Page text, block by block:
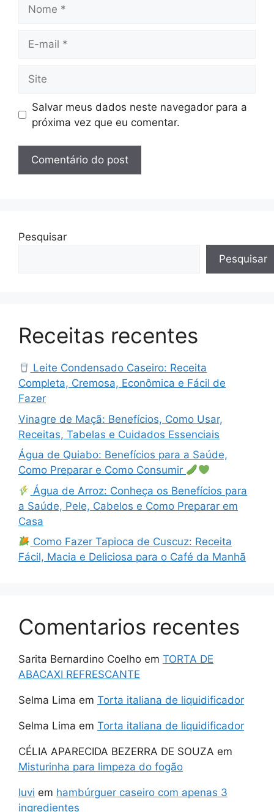
mail
Salvar meus dados neste navegador para a
próxima vez que eu comentar.
Pesquisar
Pesquisar
Receitas recentes
Leite Condensado Caseiro: Receita
Completa, Cremosa, Econômica e Fácil de
Fazer
Vinagre de Maçã: Benefícios, Como Usar,
Receitas, Tabelas e Cuidados Essenciais
Água de Quiabo: Benefícios para a Saúde,
Como Preparar e Como Consumir
Água de Arroz: Conheça os Benefícios para
a Saúde, Pele, Cabelos e Como Preparar em
Casa
Como Fazer Tapioca de Cuscuz: Receita
Fácil, Macia e Deliciosa para o Café da Manhã
Comentarios recentes
Sarita Bernardino Coelho em TORTA DE
ABACAXI REFRESCANTE
Selma Lima em Torta italiana de liquidificador
Selma Lima em Torta italiana de liquidificador
CÉLIA APARECIDA BEZERRA DE SOUZA em
Misturinha para limpeza do fogão
luvi em hambúrguer caseiro com apenas 3
ingredientes